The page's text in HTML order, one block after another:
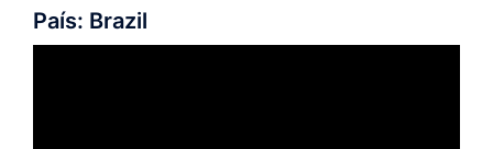
País: Brazil